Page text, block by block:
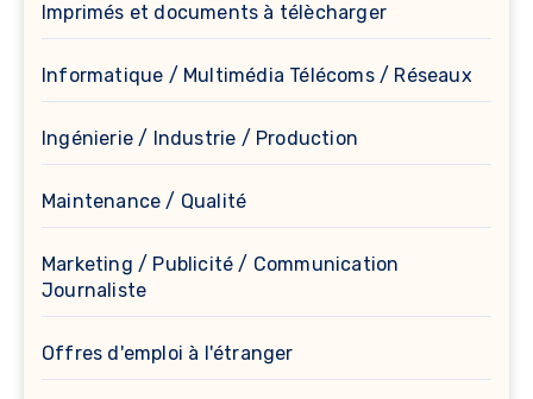
Imprimés et documents à télècharger
Informatique / Multimédia Télécoms / Réseaux
Ingénierie / Industrie / Production
Maintenance / Qualité
Marketing / Publicité / Communication
Journaliste
Offres d'emploi à l'étranger